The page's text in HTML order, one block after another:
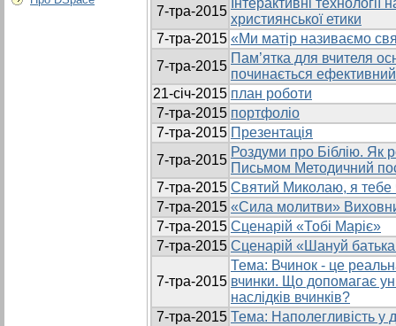
7-тра-2015
Інтерактивні
християнської етики
7-тра-2015 «Ми матір називаємо
7-тра-2015
Пам’ятка для вчителя
починається
21-січ-2015 план роботи
7-тра-2015 портфоліо
7-тра-2015 Презентація
7-тра-2015
Роздуми про Біблію. Як
Письмом Методичний
7-тра-2015 Святий Миколаю, я тебе
7-тра-2015 «Сила молитви»
7-тра-2015 Сценарій «Тобі Маріє»
7-тра-2015 Сценарій «Шануй
7-тра-2015
Тема: Вчинок - це
вчинки. Що допомагає
наслiдкiв вчинкiв?
7-тра-2015 Тема: Наполегливість у